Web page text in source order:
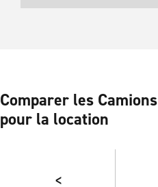
Comparer les
pour la location
<